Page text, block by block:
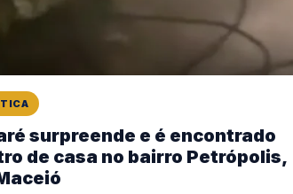
surpreende e é encontrado
de casa no bairro Petrópolis,